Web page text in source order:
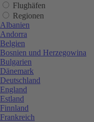
Flughäfen
Regionen
Albanien
Andorra
Belgien
Bosnien und Herzegowina
Bulgarien
Dänemark
Deutschland
England
Estland
Finnland
Frankreich